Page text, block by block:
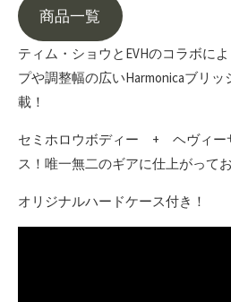
商品一覧
ティム・ショウとEVHのコラボに
プや調整幅の広いHarmonicaブリ
載！
セミホロウボディー + ヘヴィー
ス！唯一無二のギアに仕上がって
オリジナルハードケース付き！